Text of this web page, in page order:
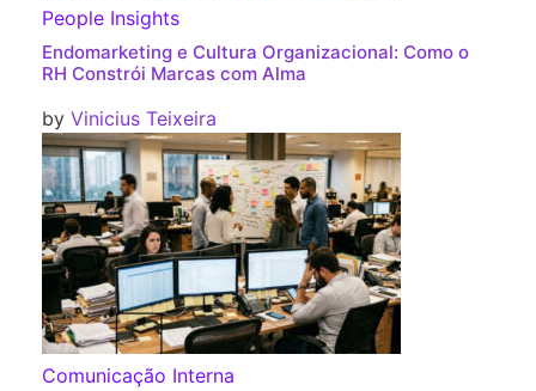
People Insights
Endomarketing e Cultura Organizacional: Como o
RH Constrói Marcas com Alma
by Vinicius Teixeira
Comunicação Interna